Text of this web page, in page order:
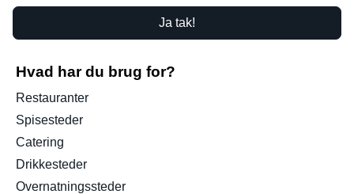
Ja tak!
Hvad har du brug for?
Restauranter
Spisesteder
Catering
Drikkesteder
Overnatningssteder